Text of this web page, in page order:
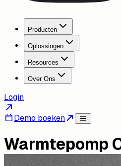
Producten
Oplossingen
Resources
Over Ons
Login
Demo boeken
Warmtepomp